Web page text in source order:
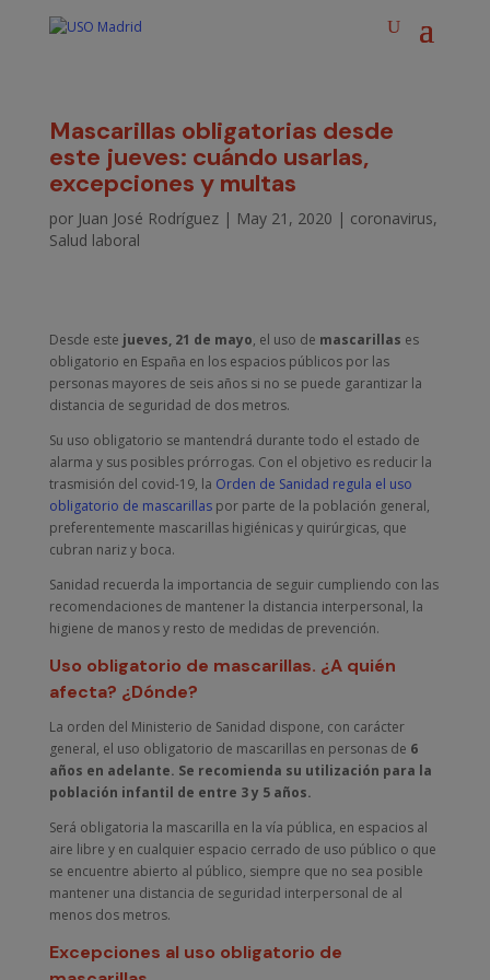
Mascarillas obligatorias desde
este jueves: cuándo usarlas,
excepciones y multas
por Juan José Rodríguez| May 21, 2020 | coronavirus,
Salud laboral
Desde este jueves, 21 de mayo, el uso de mascarillas es
obligatorio en España en los espacios públicos por las
personas mayores de seis años si no se puede garantizar la
distancia de seguridad de dos metros.
Su uso obligatorio se mantendrá durante todo el estado de
alarma y sus posibles prórrogas. Con el objetivo es reducir la
trasmisión del covid-19, la Orden de Sanidad regula el uso
obligatorio de mascarillaspor parte de la población general,
preferentemente mascarillas higiénicas y quirúrgicas, que
cubran nariz y boca.
Sanidad recuerda la importancia de seguir cumpliendo con las
recomendaciones de mantener la distancia interpersonal, la
higiene de manos y resto de medidas de prevención.
Uso obligatorio de mascarillas. ¿A quién
afecta? ¿Dónde?
La orden del Ministerio de Sanidad dispone, con carácter
general, el uso obligatorio de mascarillas en personas de 6
años en adelante. Se recomienda su utilización para la
población infantil de entre 3 y 5 años.
Será obligatoria la mascarilla en la vía pública, en espacios al
aire libre y en cualquier espacio cerrado de uso público o que
se encuentre abierto al público, siempre que no sea posible
mantener una distancia de seguridad interpersonal de al
menos dos metros.
Excepciones al uso obligatorio de